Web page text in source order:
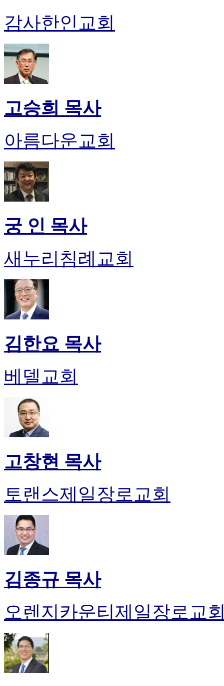
감사한인교회
고승희 목사
아름다운교회
궁 인 목사
새누리침례교회
김한요 목사
베델교회
고창현 목사
토랜스제일장로교회
김종규 목사
오렌지카운티제일장로교